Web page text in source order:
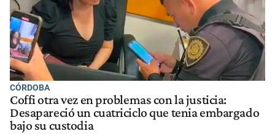
CÓRDOBA
Coffi otra vez en problemas con la justicia:
Desapareció un cuatriciclo que tenia embargado
bajo su custodia